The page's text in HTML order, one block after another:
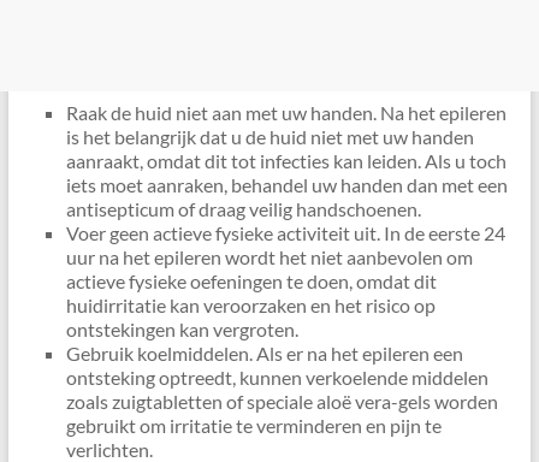
Raak de huid niet aan met uw handen. Na het epileren
is het belangrijk dat u de huid niet met uw handen
aanraakt, omdat dit tot infecties kan leiden. Als u toch
iets moet aanraken, behandel uw handen dan met een
antisepticum of draag veilig handschoenen.
Voer geen actieve fysieke activiteit uit. In de eerste 24
uur na het epileren wordt het niet aanbevolen om
actieve fysieke oefeningen te doen, omdat dit
huidirritatie kan veroorzaken en het risico op
ontstekingen kan vergroten.
Gebruik koelmiddelen. Als er na het epileren een
ontsteking optreedt, kunnen verkoelende middelen
zoals zuigtabletten of speciale aloë vera-gels worden
gebruikt om irritatie te verminderen en pijn te
verlichten.